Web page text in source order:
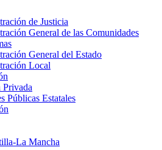
de Justicia
General de las Comunidades
General del Estado
Local
Privada
Públicas Estatales
La Mancha